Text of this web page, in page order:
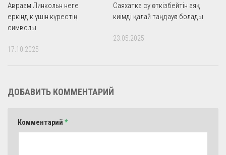
Авраам Линкольн неге
еркіндік үшін күрестің
символы
17.10.2025
Саяхатқа су өткізбейтін аяқ
киімді қалай таңдауға болады
23.05.2025
ДОБАВИТЬ КОММЕНТАРИЙ
Комментарий *